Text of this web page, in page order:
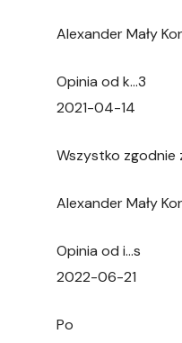
Alexander Mały
Opinia od k…3
2021-04-14
Wszystko zgodnie
Alexander Mały
Opinia od i…s
2022-06-21
Po